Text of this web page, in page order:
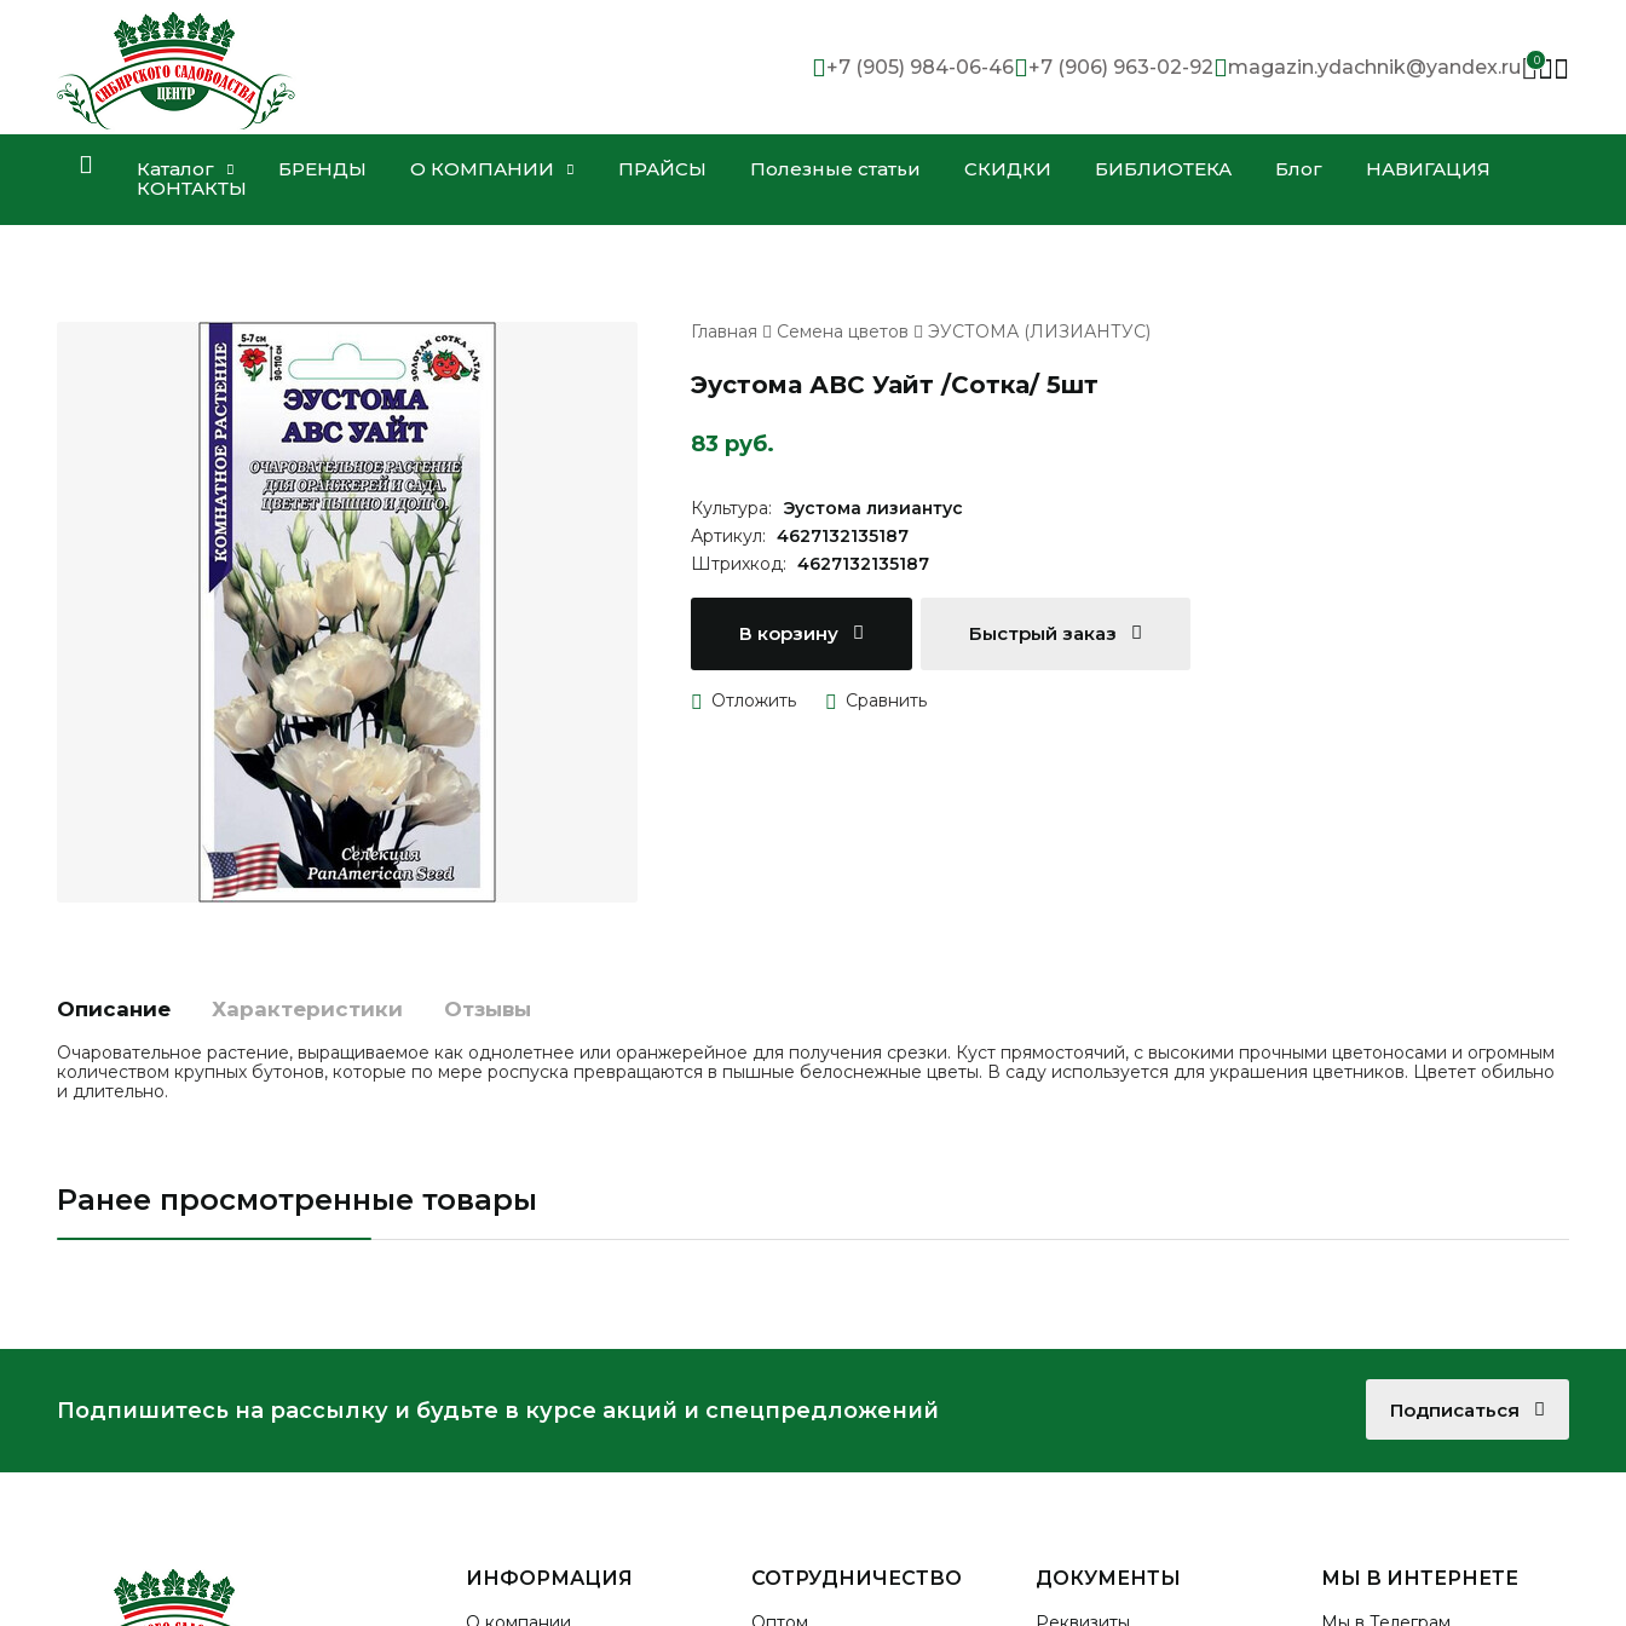
+7 (905) 984-06-46 +7 (906) 963-02-92 magazin.ydachnik@yandex.ru 0
Каталог БРЕНДЫ О КОМПАНИИ ПРАЙСЫ Полезные статьи СКИДКИ БИБЛИОТЕКА Блог
НАВИГАЦИЯ
КОНТАКТЫ
Главная Семена цветов ЭУСТОМА (ЛИЗИАНТУС)
Эустома АВС Уайт /Сотка/ 5шт
83 руб.
Культура:
Эустома лизиантус
Артикул: 4627132135187
Штрихкод: 4627132135187
В корзину Быстрый заказ
Описание Характеристики Отзывы
Очаровательное растение, выращиваемое как однолетнее или оранжерейное для получения срезки. Куст прямостоячий, с высокими прочными цветоносами и огромным
количеством крупных бутонов, которые по мере роспуска превращаются в пышные белоснежные цветы. В саду используется для украшения цветников. Цветет обильно
и длительно.
Ранее просмотренные товары
Подпишитесь на рассылку и будьте в курсе акций и спецпредложений Подписаться
ИНФОРМАЦИЯ СОТРУДНИЧЕСТВО ДОКУМЕНТЫ МЫ В ИНТЕРНЕТЕ